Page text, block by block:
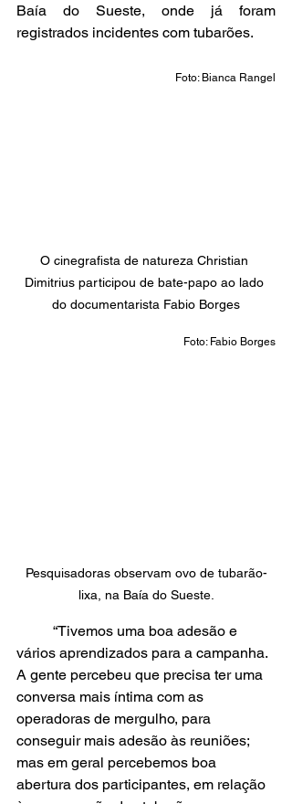
Baía do Sueste, onde já foram
registrados incidentes com tubarões.
Foto: Bianca Rangel
O cinegrafista de natureza Christian
Dimitrius participou de bate-papo ao lado
do documentarista Fabio Borges
Foto: Fabio Borges
Pesquisadoras observam ovo de tubarão-
lixa, na Baía do Sueste.
vários aprendizados para a campanha.
A gente percebeu que precisa ter uma
conversa mais íntima com as
operadoras de mergulho, para
conseguir mais adesão às reuniões;
mas em geral percebemos boa
abertura dos participantes, em relação